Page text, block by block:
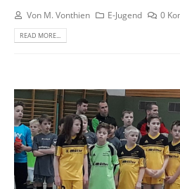
Von M. Vonthien E-Jugend 0
READ MORE...